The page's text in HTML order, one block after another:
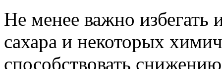
Не менее важно
сахара и некоторых
способствовать